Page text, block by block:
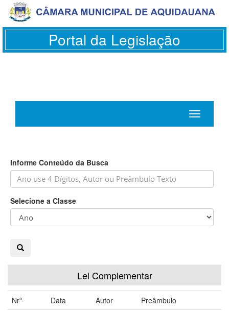
Portal da Legislação
Toggle
navigation
Informe Conteúdo da Busca
Selecione a Classe
Lei Complementar
Nrº Data Autor
Preâmbulo